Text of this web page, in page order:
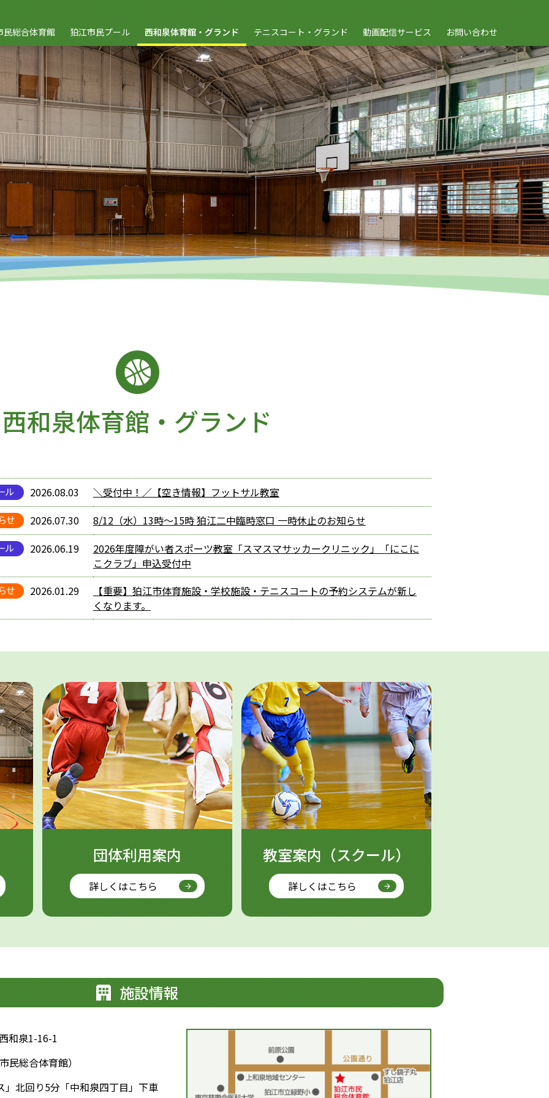
民総合体育館 狛江市民プール 西和泉体育館・グランド テニスコート・グランド 動画配信サービス お問い合わせ
西和泉体育館・グランド
2026.08.03
＼受付中！／【空き情報】フットサル教室
2026.07.30
8/12（水）13時～15時 狛江二中臨時窓口 一時休止のお知らせ
2026.06.19
2026年度障がい者スポーツ教室「スマスマサッカークリニック」「にこに
こクラブ」申込受付中
2026.01.29
【重要】狛江市体育施設・学校施設・テニスコートの予約システムが新し
くなります。
団体利用案内
詳しくはこちら
教室案内（スクール）
詳しくはこちら
施設情報
和泉1-16-1
民総合体育館）
」北回り5分「中和泉四丁目」下車